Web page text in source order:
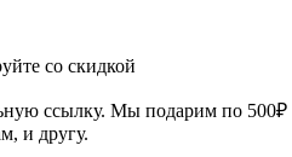
со скидкой
ссылку. Мы подарим по 500₽
и другу.